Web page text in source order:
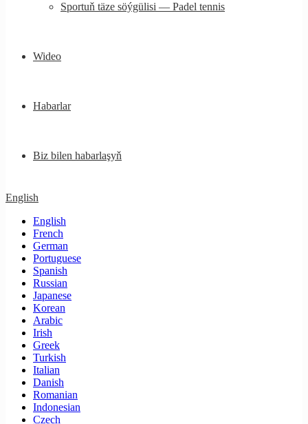
Sportuň täze söýgülisi — Padel tennis
Wideo
Habarlar
Biz bilen habarlaşyň
English
English
French
German
Portuguese
Spanish
Russian
Japanese
Korean
Arabic
Irish
Greek
Turkish
Italian
Danish
Romanian
Indonesian
Czech